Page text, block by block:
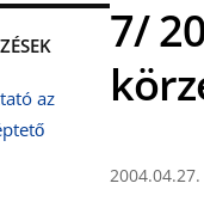
az
7/
2004.04.27.